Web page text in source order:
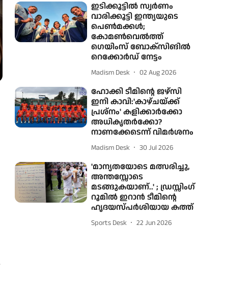
ഇടിക്കൂട്ടില്‍ സ്വര്‍ണം
വാരിക്കൂട്ടി ഇന്ത്യയുടെ
പെണ്‍മക്കള്‍;
കോമണ്‍വെല്‍ത്ത്
ഗെയിംസ് ബോക്‌സിങില്‍
റെക്കോര്‍ഡ് നേട്ടം
Madism Desk 02 Aug 2026
ഹോക്കി ടീമിന്റെ ജഴ്സി
ഇനി കാവി:'കാഴ്ചയ്ക്ക്
പ്രശ്നം' കളിക്കാർക്കോ
അധികൃതർക്കോ?
നാണക്കേടെന്ന് വിമർശനം
Madism Desk 30 Jul 2026
'മാന്യതയോടെ മത്സരിച്ചു,
അന്തസ്സോടെ
മടങ്ങുകയാണ്..' ; ഡ്രസ്സിംഗ്
റൂമിൽ ഇറാൻ ടീമിന്റെ
ഹൃദയസ്പർശിയായ കത്ത്
Sports Desk 22 Jun 2026